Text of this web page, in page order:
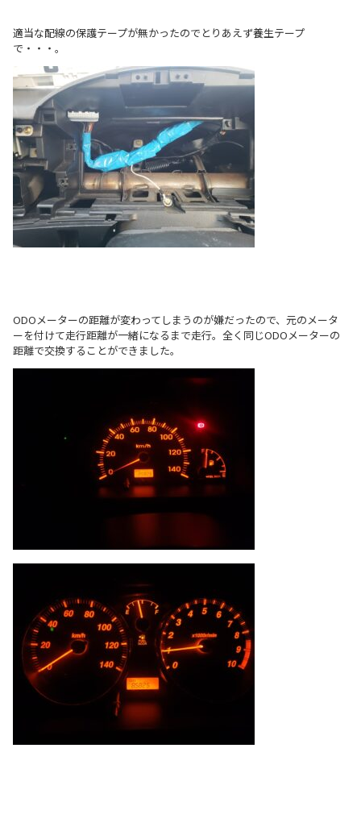
適当な配線の保護テープが無かったのでとりあえず養生テープ
で・・・。
ODOメーターの距離が変わってしまうのが嫌だったので、元のメータ
ーを付けて走行距離が一緒になるまで走行。全く同じODOメーターの
距離で交換することができました。